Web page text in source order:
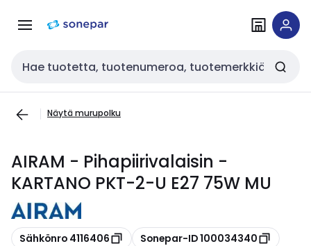
navigointiinsisältöön
Haku
Näytä murupolku
AIRAM - Pihapiirivalaisin -
KARTANO PKT-2-U E27 75W MU
Kopioi
Sähkönro 4116406 Kopioi
Sonepar-ID 100034340